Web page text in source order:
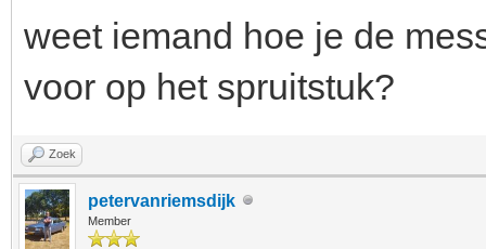
weet iemand hoe je de
voor op het spruitstuk?
Zoek
petervanriemsdijk
Member